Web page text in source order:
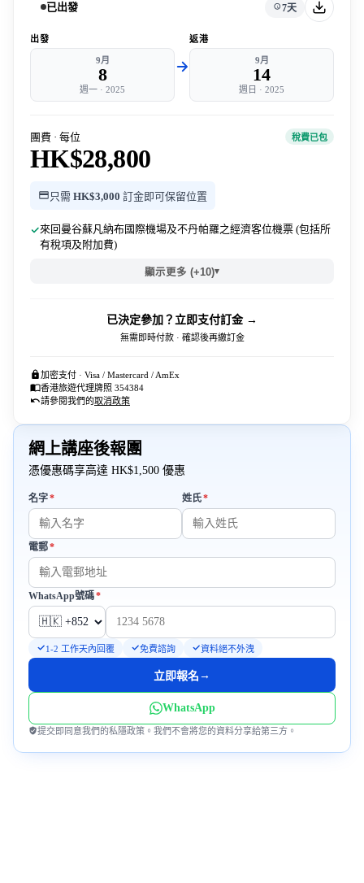
已出發 7天
出發
9月
8
週一 · 2025
返港
9月
14
週日 · 2025
團費 · 每位 稅費已包
HK$28,800
只需 HK$3,000 訂金即可保留位置
來回曼谷蘇凡納布國際機場及不丹帕羅之經濟客位機票 (包括所
有稅項及附加費)
顯示更多 (+10)▾
已決定參加？立即支付訂金 →
無需即時付款 · 確認後再繳訂金
加密支付 · Visa / Mastercard / AmEx
香港旅遊代理牌照 354384
請參閱我們的取消政策
網上講座後報團
憑優惠碼享高達 HK$1,500 優惠
名字*必填 姓氏*必填
電郵*必填
WhatsApp號碼*必填
1-2 工作天內回覆 免費諮詢 資料絕不外洩
立即報名→
WhatsApp
提交即同意我們的私隱政策。我們不會將您的資料分享給第三方。